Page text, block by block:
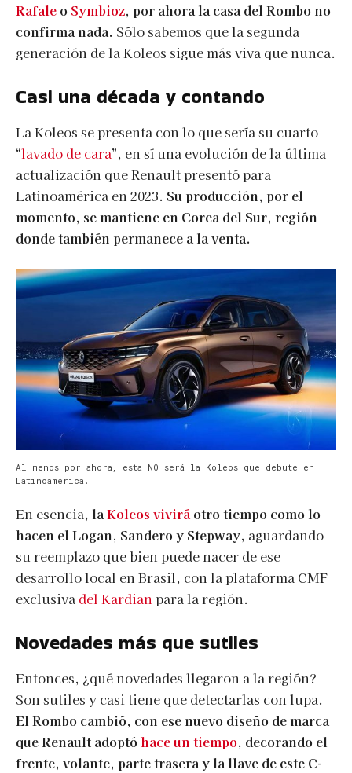
Rafale o Symbioz, por ahora la casa del Rombo no
confirma nada. Sólo sabemos que la segunda
generación de la Koleos sigue más viva que nunca.
Casi una década y contando
La Koleos se presenta con lo que sería su cuarto
“lavado de cara”, en sí una evolución de la última
actualización que Renault presentó para
Latinoamérica en 2023. Su producción, por el
momento, se mantiene en Corea del Sur, región
donde también permanece a la venta.
Al menos por ahora, esta NO será la Koleos que debute en
Latinoamérica.
En esencia, laKoleos viviráotro tiempo como lo
hacen el Logan, Sandero y Stepway, aguardando
su reemplazo que bien puede nacer de ese
desarrollo local en Brasil, con la plataforma CMF
exclusiva del Kardian para la región.
Novedades más que sutiles
Entonces, ¿qué novedades llegaron a la región?
Son sutiles y casi tiene que detectarlas con lupa.
El Rombo cambió, con ese nuevo diseño de marca
que Renault adoptó hace un tiempo, decorando el
frente, volante, parte trasera y la llave de este C-